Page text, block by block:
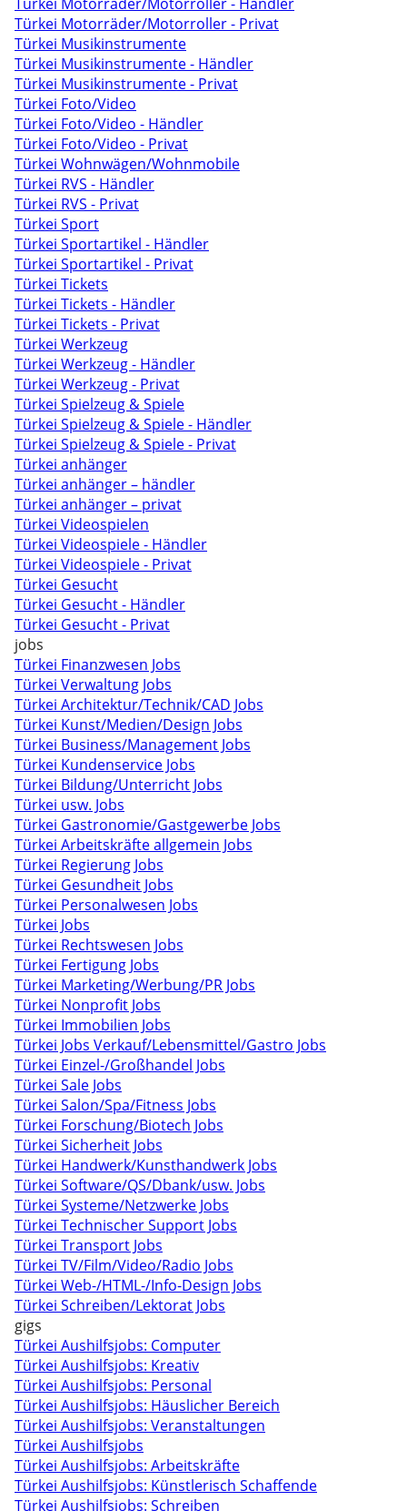
Türkei Motorräder/Motorroller - Privat
Türkei Musikinstrumente
Türkei Musikinstrumente - Händler
Türkei Musikinstrumente - Privat
Türkei Foto/Video
Türkei Foto/Video - Händler
Türkei Foto/Video - Privat
Türkei Wohnwägen/Wohnmobile
Türkei RVS - Händler
Türkei RVS - Privat
Türkei Sport
Türkei Sportartikel - Händler
Türkei Sportartikel - Privat
Türkei Tickets
Türkei Tickets - Händler
Türkei Tickets - Privat
Türkei Werkzeug
Türkei Werkzeug - Händler
Türkei Werkzeug - Privat
Türkei Spielzeug & Spiele
Türkei Spielzeug & Spiele - Händler
Türkei Spielzeug & Spiele - Privat
Türkei anhänger
Türkei anhänger – händler
Türkei anhänger – privat
Türkei Videospielen
Türkei Videospiele - Händler
Türkei Videospiele - Privat
Türkei Gesucht
Türkei Gesucht - Händler
Türkei Gesucht - Privat
jobs
Türkei Finanzwesen Jobs
Türkei Verwaltung Jobs
Türkei Architektur/Technik/CAD Jobs
Türkei Kunst/Medien/Design Jobs
Türkei Business/Management Jobs
Türkei Kundenservice Jobs
Türkei Bildung/Unterricht Jobs
Türkei usw. Jobs
Türkei Gastronomie/Gastgewerbe Jobs
Türkei Arbeitskräfte allgemein Jobs
Türkei Regierung Jobs
Türkei Gesundheit Jobs
Türkei Personalwesen Jobs
Türkei Jobs
Türkei Rechtswesen Jobs
Türkei Fertigung Jobs
Türkei Marketing/Werbung/PR Jobs
Türkei Nonprofit Jobs
Türkei Immobilien Jobs
Türkei Jobs Verkauf/Lebensmittel/Gastro Jobs
Türkei Einzel-/Großhandel Jobs
Türkei Sale Jobs
Türkei Salon/Spa/Fitness Jobs
Türkei Forschung/Biotech Jobs
Türkei Sicherheit Jobs
Türkei Handwerk/Kunsthandwerk Jobs
Türkei Software/QS/Dbank/usw. Jobs
Türkei Systeme/Netzwerke Jobs
Türkei Technischer Support Jobs
Türkei Transport Jobs
Türkei TV/Film/Video/Radio Jobs
Türkei Web-/HTML-/Info-Design Jobs
Türkei Schreiben/Lektorat Jobs
gigs
Türkei Aushilfsjobs: Computer
Türkei Aushilfsjobs: Kreativ
Türkei Aushilfsjobs: Personal
Türkei Aushilfsjobs: Häuslicher Bereich
Türkei Aushilfsjobs: Veranstaltungen
Türkei Aushilfsjobs
Türkei Aushilfsjobs: Arbeitskräfte
Türkei Aushilfsjobs: Künstlerisch Schaffende
Türkei Aushilfsjobs: Schreiben